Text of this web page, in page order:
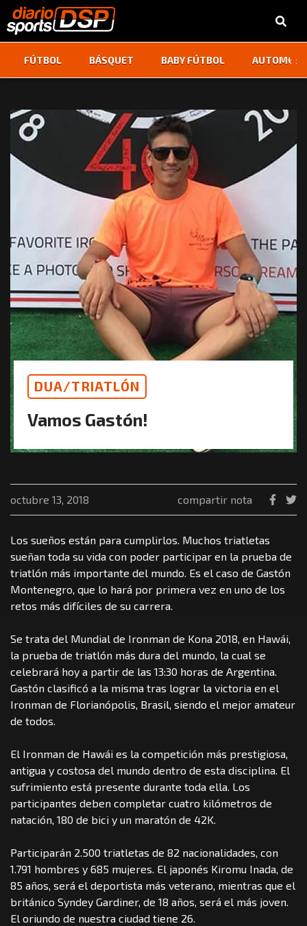
FÚTBOL BÁSQUET BABY FÚTBOL ‹ ›
DUA/TRIATLÓN
Vamos Gastón!
octubre 13, 2018 compartir nota
Los sueños están para cumplirlos. Muchos triatletas
sueñan toda su vida con poder participar en la prueba de
triatlón más importante del mundo. Es el caso de Gastón
Montenegro, que lo hará por primera vez en uno de los
retos más difíciles de su carrera.
Se trata del Mundial de Ironman de Kona 2018, en Hawái,
la prueba de triatlón más dura del mundo, la cual se
celebrará hoy a partir de las 13:30 horas de Argentina.
Gastón clasificó a la misma tras lograr la victoria en el
Ironman de Florianópolis, Brasil, siendo el mejor amateur
de todos.
El Ironman de Hawái es la competición más prestigiosa,
antigua y costosa del mundo dentro de esta disciplina. El
sufrimiento está presente durante toda ella. Los
participantes deben completar cuatro kilómetros de
natación, 180 de bici y un maratón de 42K.
Participarán 2.500 triatletas de 82 nacionalidades, con
1.791 hombres y 685 mujeres. El japonés Kiromu Inada, de
85 años, será el deportista más veterano, mientras que el
británico Syndey Gardiner, de 18 años, será el más joven.
El oriundo de nuestra ciudad tiene 26.